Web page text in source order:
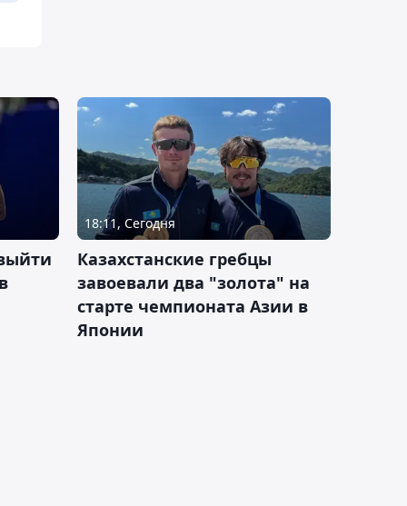
18:11, Сегодня
Казахстанские гребцы
завоевали два "золота" на
старте чемпионата Азии в
Японии